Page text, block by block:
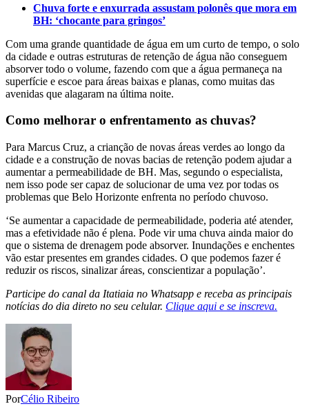
Chuva forte e enxurrada assustam polonês que mora em
BH: ‘chocante para gringos’
Com uma grande quantidade de água em um curto de tempo, o solo
da cidade e outras estruturas de retenção de água não conseguem
absorver todo o volume, fazendo com que a água permaneça na
superfície e escoe para áreas baixas e planas, como muitas das
avenidas que alagaram na última noite.
Como melhorar o enfrentamento as chuvas?
Para Marcus Cruz, a crianção de novas áreas verdes ao longo da
cidade e a construção de novas bacias de retenção podem ajudar a
aumentar a permeabilidade de BH. Mas, segundo o especialista,
nem isso pode ser capaz de solucionar de uma vez por todas os
problemas que Belo Horizonte enfrenta no período chuvoso.
‘Se aumentar a capacidade de permeabilidade, poderia até atender,
mas a efetividade não é plena. Pode vir uma chuva ainda maior do
que o sistema de drenagem pode absorver. Inundações e enchentes
vão estar presentes em grandes cidades. O que podemos fazer é
reduzir os riscos, sinalizar áreas, conscientizar a população’.
Participe do canal da Itatiaia no Whatsapp e receba as principais
notícias do dia direto no seu celular. Clique aqui e se inscreva.
PorCélio Ribeiro